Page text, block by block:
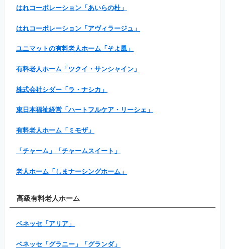
はれコーポレーション「あいらの杜」
はれコーポレーション「アヴィラージュ」
ユニマットの有料老人ホーム「そよ風」
有料老人ホーム「ツクイ・サンシャイン」
株式会社シダー「ラ・ナシカ」
東日本福祉経営「ハートフルケア・リーシェ」
有料老人ホーム「ミモザ」
「チャーム」「チャームスイート」
老人ホーム「しまナーシングホーム」
高級有料老人ホーム
ベネッセ「アリア」
ベネッセ「グラニー」「グランダ」